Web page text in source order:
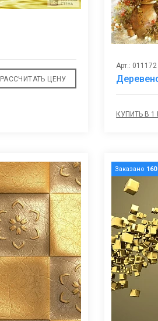
РАССЧИТАТЬ ЦЕНУ
Арт.: 011172
КУПИТЬ В 1
Заказано 160